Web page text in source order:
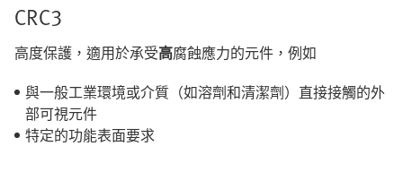
CRC3
高度保護，適用於承受高腐蝕應力的元件，例如
與一般工業環境或介質（如溶劑和清潔劑）直接接觸的外
部可視元件
特定的功能表面要求